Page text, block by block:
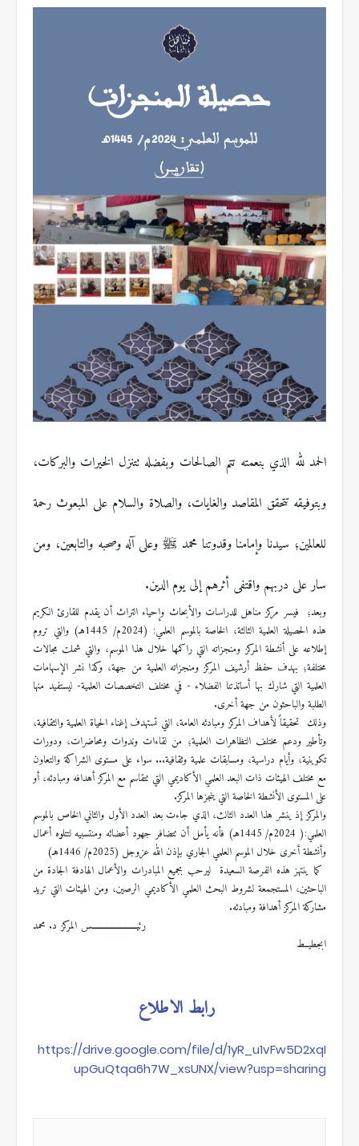
الحمد لله الذي بنعمته تتم الصالحات وبفضله تتنزل الخيرات والبركات،
وبتوفيقه تتحقق المقاصد والغايات، والصلاة والسلام على المبعوث رحمة
للعالمين؛ سيدنا وإمامنا وقدوتنا محمد ﷺ وعلى آله وصحبه والتابعين، ومن
سار على دربهم واقتفى أثرهم إلى يوم الدين.
وبعد؛ فيسر مركز مناهل للدراسات والأبحاث وإحياء التراث أن يقدم للقارئ الكريم
هذه الحصيلة العلمية الثالثة، الخاصة بالموسم العلمي: (2024م/ 1445هـ) والتي تروم
إطلاعه على أنشطة المركز ومنجزاته التي راكمها خلال هذا الموسم، والتي شملت مجالات
مختلفة؛ بهدف حفظ أرشيف المركز ومنجزاته العلمية من جهة، وكذا نشر الإسهامات
العلمية التي شارك بها أساتذتنا الفضلاء - في مختلف التخصصات العلمية- ليستفيد منها
الطلبة والباحثون من جهة أخرى.
وذلك تحقيقاً لأهداف المركز ومبادئه العامة، التي تستهدف إغناء الحياة العلمية والثقافية،
وتأطير ودعم مختلف التظاهرات العلمية؛ من لقاءات وندوات ومحاضرات، ودورات
تكوينية، وأيام دراسية، ومسابقات علمية وثقافية... سواء على مستوى الشراكة والتعاون
مع مختلف الهيئات ذات البعد العلمي الأكاديمي التي تتقاسم مع المركز أهدافه ومبادئه، أو
على المستوى الأنشطة الخاصة التي ينجزها المركز.
والمركز إذ ينشر هذا العدد الثالث، الذي جاءت بعد العدد الأول والثاني الخاص بالموسم
العلمي:( 2024م/ 1445هـ) فأنه يأمل أن تتضافر جهود أعضائه ومنتسبيه لتتلوه أعمال
وأنشطة أخرى خلال الموسم العلمي الجاري بإذن الله عزوجل (2025م/ 1446هـ)
كما ينتهز هذه الفرصة السعيدة ليرحب بجميع المبادرات والأعمال الهادفة الجادة من
الباحثين، المستجمعة لشروط البحث العلمي الأكاديمي الرصين، ومن الهيئات التي تريد
مشاركة المركز أهدافة ومبادئه.
رئيــــــــــــــــــــــــــــس المركز د. محمد
ابجطيــط
رابط الاطلاع
https://drive.google.com/file/d/1yR_u1vFw5D2xqI
upGuQtqa6h7W_xsUNX/view?usp=sharing